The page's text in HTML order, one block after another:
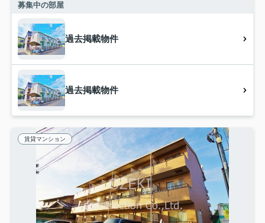
募集中の部屋
過去掲載物件
過去掲載物件
賃貸マンション